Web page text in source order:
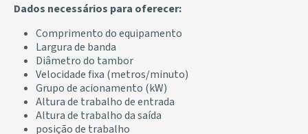
Dados necessários para oferecer:
Comprimento do equipamento
Largura de banda
Diâmetro do tambor
Velocidade fixa (metros/minuto)
Grupo de acionamento (kW)
Altura de trabalho de entrada
Altura de trabalho da saída
posição de trabalho